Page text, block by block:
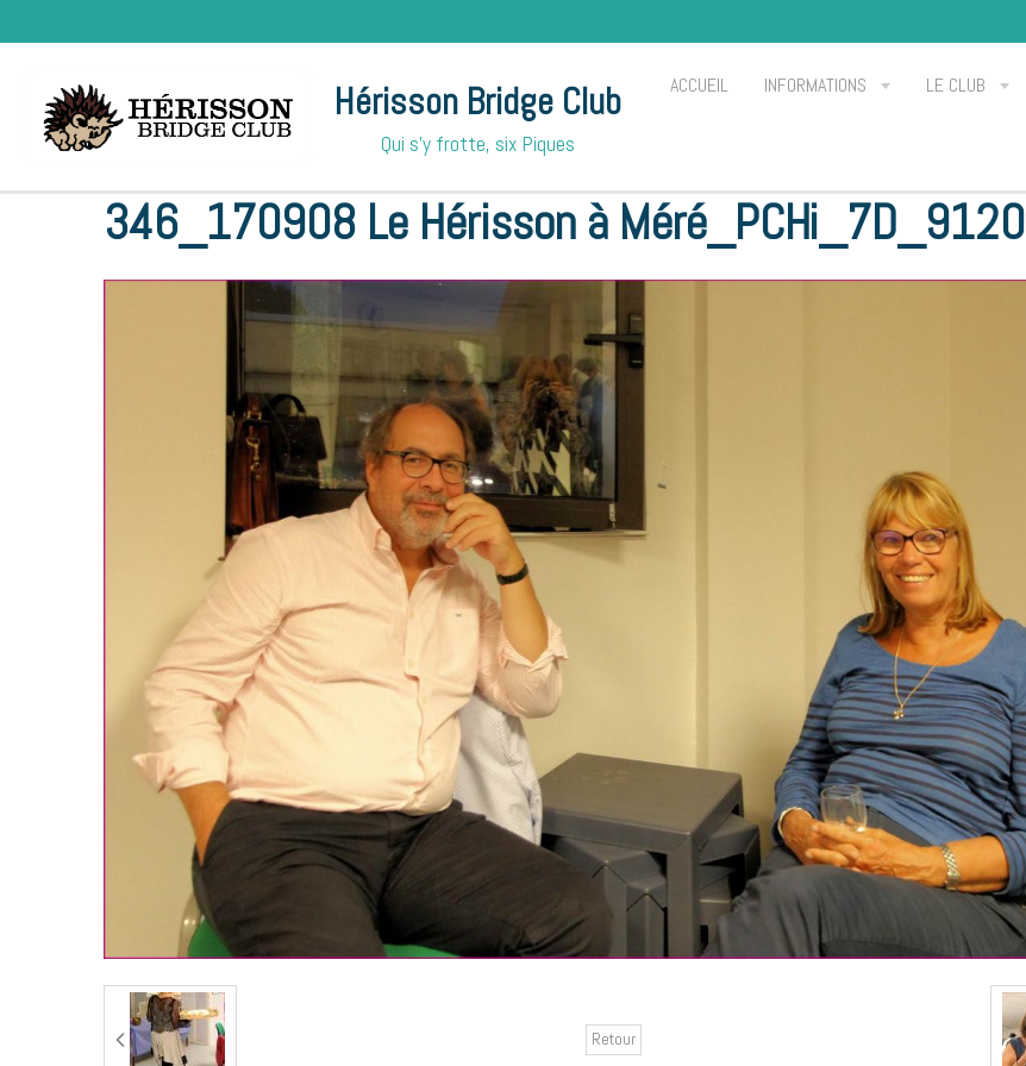
Hérisson Bridge Club
Qui s'y frotte, six Piques
ACCUEIL INFORMATIONS LE CLUB
346_170908 Le Hérisson à Méré_PCHi_7D_9120
Retour